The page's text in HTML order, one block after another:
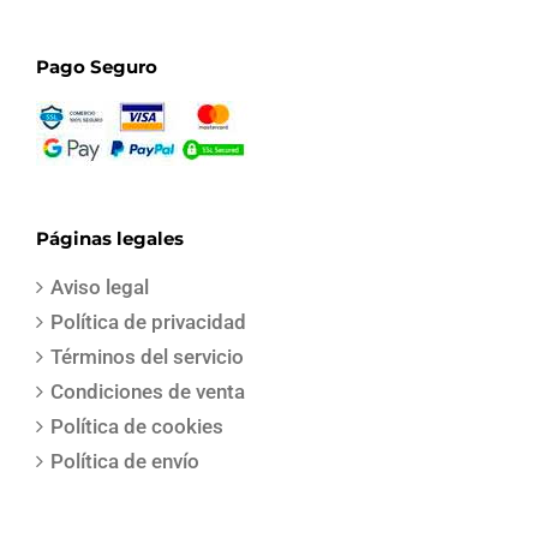
Pago Seguro
Páginas legales
Aviso legal
Política de privacidad
Términos del servicio
Condiciones de venta
Política de cookies
Política de envío